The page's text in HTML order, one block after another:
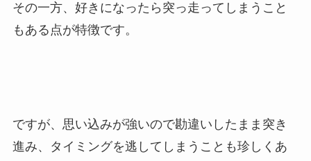
その一方、好きになったら突っ走ってしまうこと
もある点が特徴です。
ですが、思い込みが強いので勘違いしたまま突き
進み、タイミングを逃してしまうことも珍しくあ